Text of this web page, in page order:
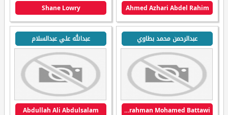
Ahmed Azhari Abdel Rahim
Shane Lowry
عبدالرحمن محمد بطاوي
Abdulrahman Mohamed Battawi
عبدالله علي عبدالسلام
Abdullah Ali Abdulsalam